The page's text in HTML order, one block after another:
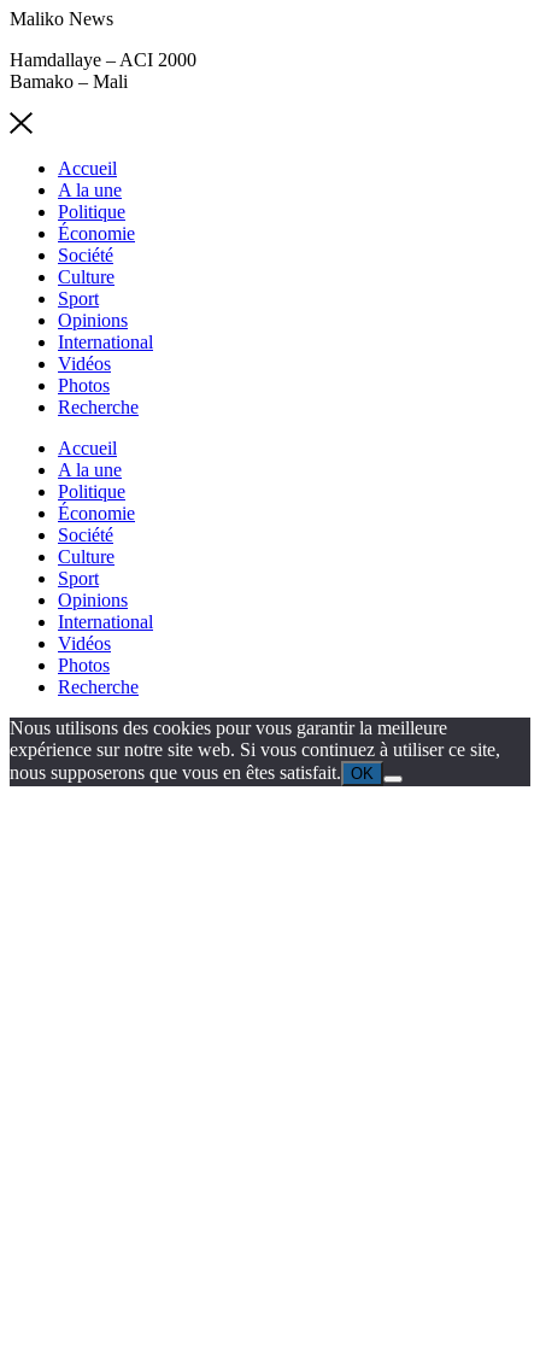
Maliko News
Hamdallaye – ACI 2000
Bamako – Mali
Accueil
A la une
Politique
Économie
Société
Culture
Sport
Opinions
International
Vidéos
Photos
Recherche
Accueil
A la une
Politique
Économie
Société
Culture
Sport
Opinions
International
Vidéos
Photos
Recherche
Nous utilisons des cookies pour vous garantir la meilleure
expérience sur notre site web. Si vous continuez à utiliser ce site,
nous supposerons que vous en êtes satisfait. OK